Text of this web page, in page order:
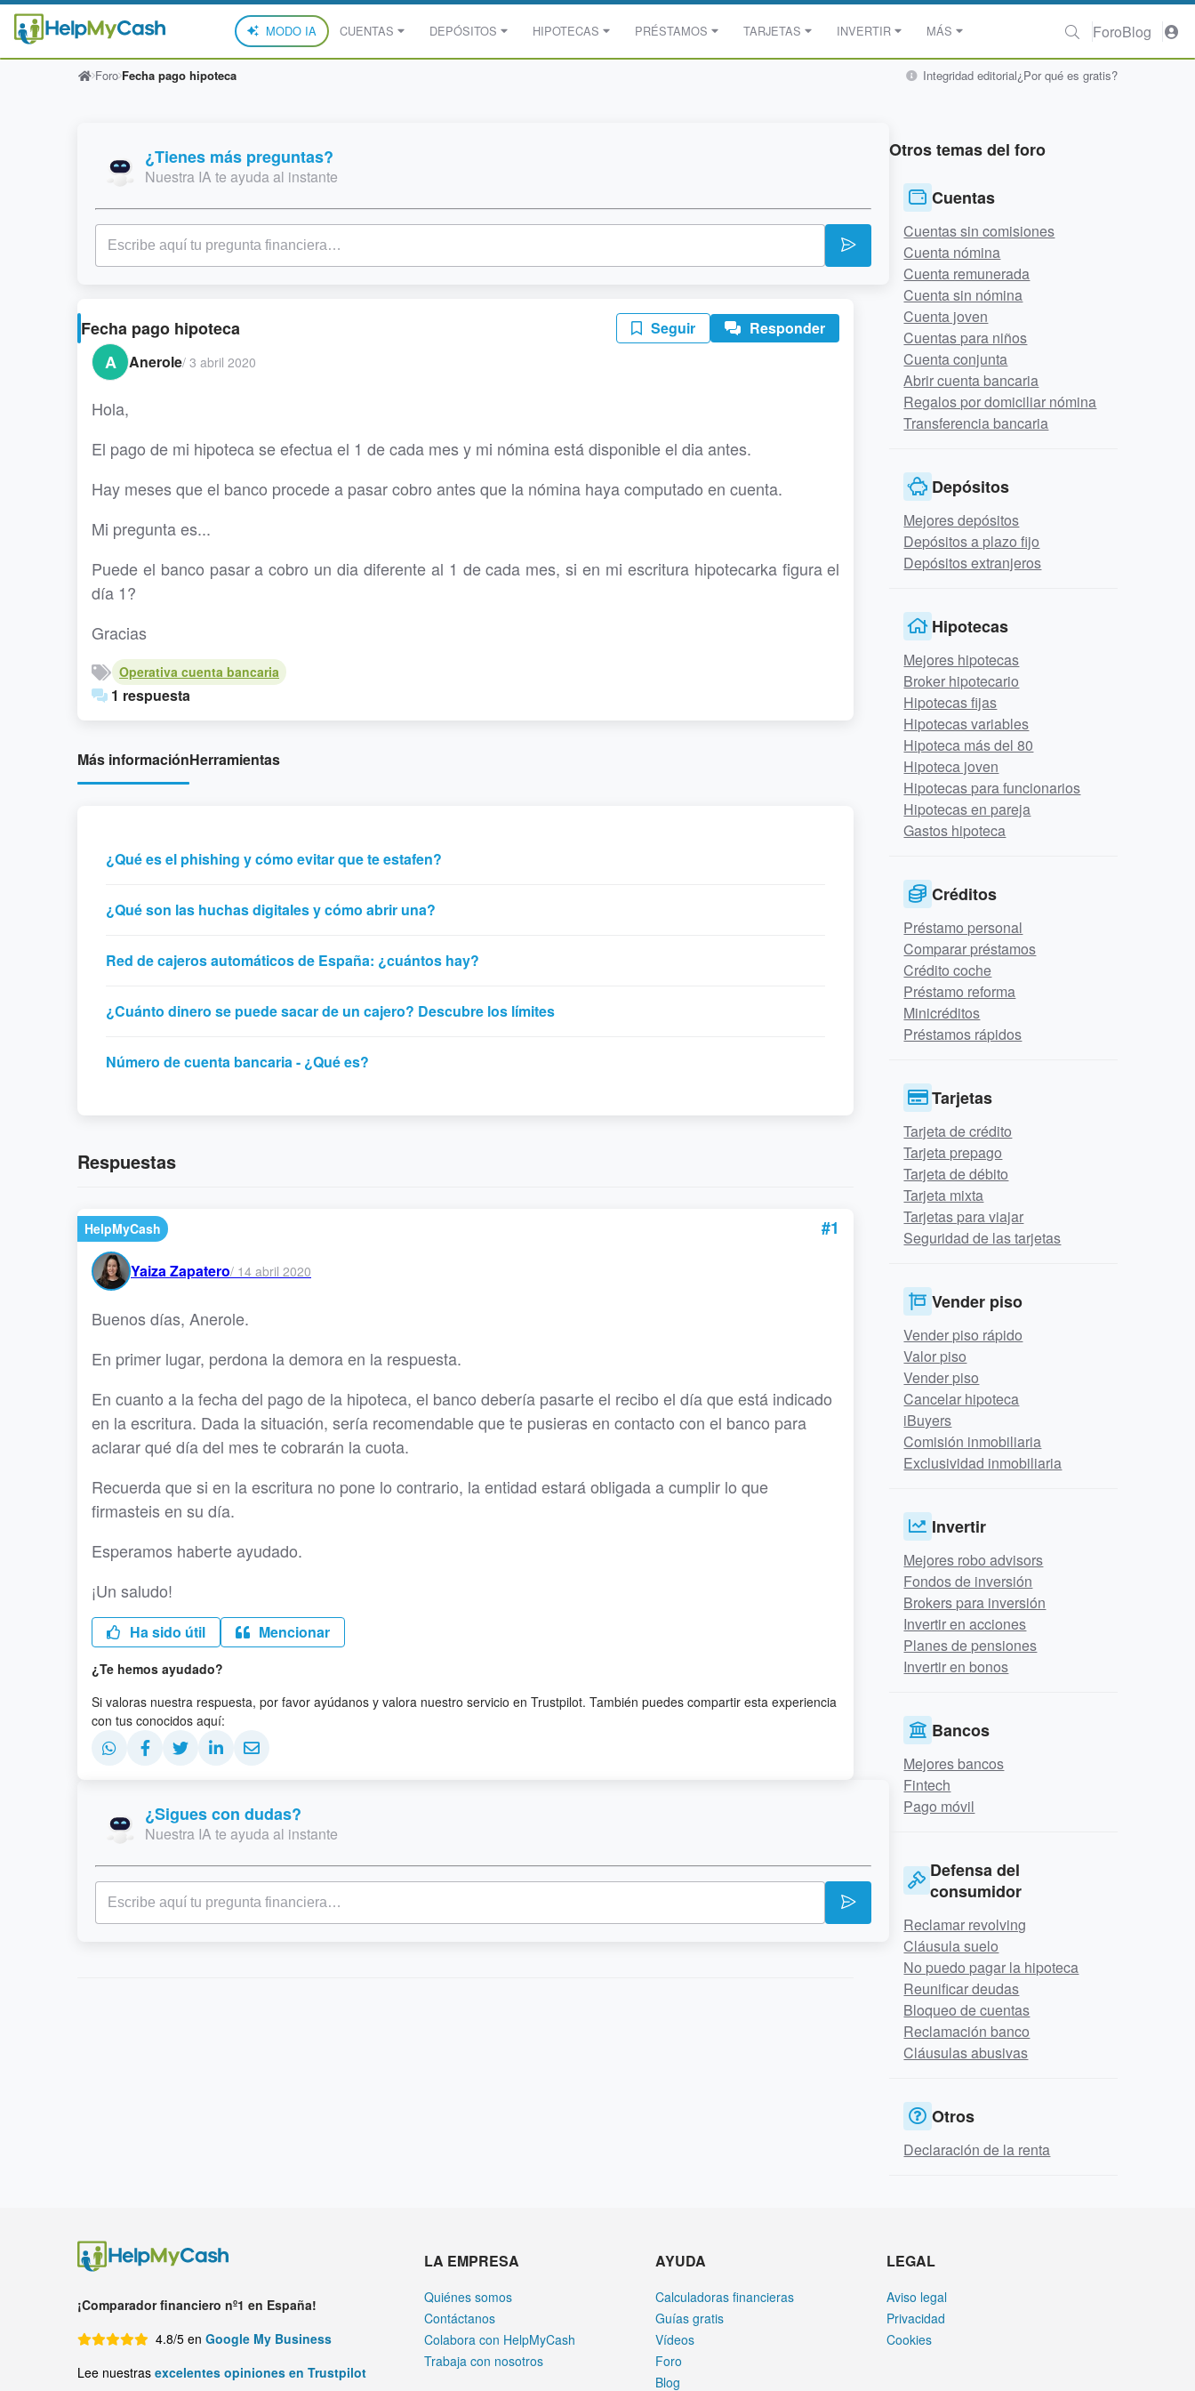
MODO IA CUENTAS DEPÓSITOS HIPOTECAS PRÉSTAMOS TARJETAS INVERTIR MÁS ForoBlog
Integridad editorial¿Por qué es gratis?
Foro Fecha pago hipoteca
¿Tienes más preguntas?
Nuestra IA te ayuda al instante
Fecha pago hipoteca Seguir Responder
A Anerole/ 3 abril 2020
Hola,
El pago de mi hipoteca se efectua el 1 de cada mes y mi nómina está disponible el dia antes.
Hay meses que el banco procede a pasar cobro antes que la nómina haya computado en cuenta.
Mi pregunta es...
Puede el banco pasar a cobro un dia diferente al 1 de cada mes, si en mi escritura hipotecarka figura el
día 1?
Gracias
Operativa cuenta bancaria
1 respuesta
Más informaciónHerramientas
¿Qué es el phishing y cómo evitar que te estafen?
¿Qué son las huchas digitales y cómo abrir una?
Red de cajeros automáticos de España: ¿cuántos hay?
¿Cuánto dinero se puede sacar de un cajero? Descubre los límites
Número de cuenta bancaria - ¿Qué es?
Respuestas
HelpMyCash #1
Yaiza Zapatero/ 14 abril 2020
Buenos días, Anerole.
En primer lugar, perdona la demora en la respuesta.
En cuanto a la fecha del pago de la hipoteca, el banco debería pasarte el recibo el día que está indicado
en la escritura. Dada la situación, sería recomendable que te pusieras en contacto con el banco para
aclarar qué día del mes te cobrarán la cuota.
Recuerda que si en la escritura no pone lo contrario, la entidad estará obligada a cumplir lo que
firmasteis en su día.
Esperamos haberte ayudado.
¡Un saludo!
Ha sido útil Mencionar
¿Te hemos ayudado?
Si valoras nuestra respuesta, por favor ayúdanos y valora nuestro servicio en Trustpilot. También puedes compartir esta experiencia
con tus conocidos aquí:
¿Sigues con dudas?
Nuestra IA te ayuda al instante
Otros temas del foro
Cuentas
Cuentas sin comisiones
Cuenta nómina
Cuenta remunerada
Cuenta sin nómina
Cuenta joven
Cuentas para niños
Cuenta conjunta
Abrir cuenta bancaria
Regalos por domiciliar nómina
Transferencia bancaria
Depósitos
Mejores depósitos
Depósitos a plazo fijo
Depósitos extranjeros
Hipotecas
Mejores hipotecas
Broker hipotecario
Hipotecas fijas
Hipotecas variables
Hipoteca más del 80
Hipoteca joven
Hipotecas para funcionarios
Hipotecas en pareja
Gastos hipoteca
Créditos
Préstamo personal
Comparar préstamos
Crédito coche
Préstamo reforma
Minicréditos
Préstamos rápidos
Tarjetas
Tarjeta de crédito
Tarjeta prepago
Tarjeta de débito
Tarjeta mixta
Tarjetas para viajar
Seguridad de las tarjetas
Vender piso
Vender piso rápido
Valor piso
Vender piso
Cancelar hipoteca
iBuyers
Comisión inmobiliaria
Exclusividad inmobiliaria
Invertir
Mejores robo advisors
Fondos de inversión
Brokers para inversión
Invertir en acciones
Planes de pensiones
Invertir en bonos
Bancos
Mejores bancos
Fintech
Pago móvil
Defensa del
consumidor
Reclamar revolving
Cláusula suelo
No puedo pagar la hipoteca
Reunificar deudas
Bloqueo de cuentas
Reclamación banco
Cláusulas abusivas
Otros
Declaración de la renta
¡Comparador financiero nº1 en España!
4.8/5 en Google My Business
Lee nuestras excelentes opiniones en Trustpilot
LA EMPRESA
Quiénes somos
Contáctanos
Colabora con HelpMyCash
Trabaja con nosotros
AYUDA
Calculadoras financieras
Guías gratis
Vídeos
Foro
Blog
LEGAL
Aviso legal
Privacidad
Cookies